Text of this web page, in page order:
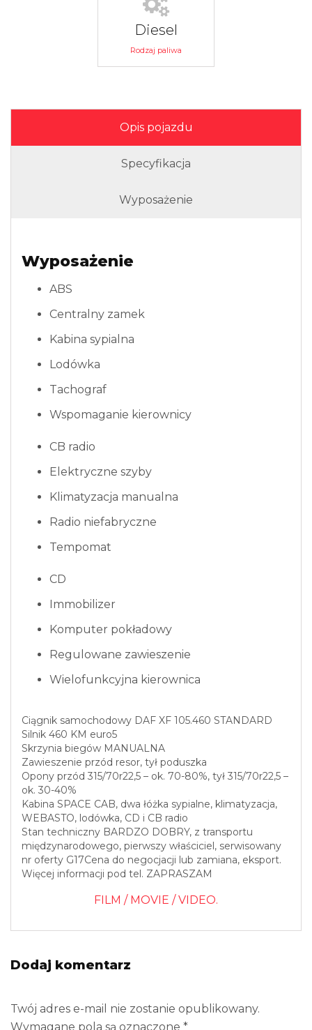
Diesel
Rodzaj paliwa
Opis pojazdu
Specyfikacja
Wyposażenie
Wyposażenie
ABS
Centralny zamek
Kabina sypialna
Lodówka
Tachograf
Wspomaganie kierownicy
CB radio
Elektryczne szyby
Klimatyzacja manualna
Radio niefabryczne
Tempomat
CD
Immobilizer
Komputer pokładowy
Regulowane zawieszenie
Wielofunkcyjna kierownica
Ciągnik samochodowy DAF XF 105.460 STANDARD
Silnik 460 KM euro5
Skrzynia biegów MANUALNA
Zawieszenie przód resor, tył poduszka
Opony przód 315/70r22,5 – ok. 70-80%, tył 315/70r22,5 –
ok. 30-40%
Kabina SPACE CAB, dwa łóżka sypialne, klimatyzacja,
WEBASTO, lodówka, CD i CB radio
Stan techniczny BARDZO DOBRY, z transportu
międzynarodowego, pierwszy właściciel, serwisowany
nr oferty G17Cena do negocjacji lub zamiana, eksport.
Więcej informacji pod tel. ZAPRASZAM
FILM / MOVIE / VIDEO.
Dodaj komentarz
Twój adres e-mail nie zostanie opublikowany.
Wymagane pola są oznaczone *